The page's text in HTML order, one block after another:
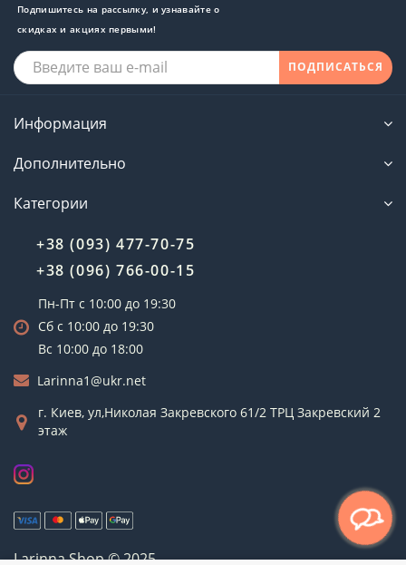
Подпишитесь на рассылку, и узнавайте о
скидках и акциях первыми!
ПОДПИСАТЬСЯ
Информация
Дополнительно
Категории
+38 (093) 477-70-75
+38 (096) 766-00-15
Пн-Пт с 10:00 до 19:30
Сб с 10:00 до 19:30
Вс 10:00 до 18:00
Larinna1@ukr.net
г. Киев, ул,Николая Закревского 61/2 ТРЦ Закревский 2
этаж
Larinna Shop © 2025